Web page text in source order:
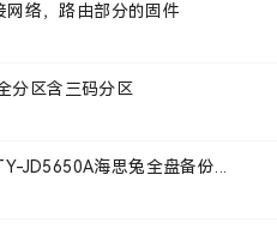
网络，路由部分的固件
分区含三码分区
JD5650A海思兔全盘备份...